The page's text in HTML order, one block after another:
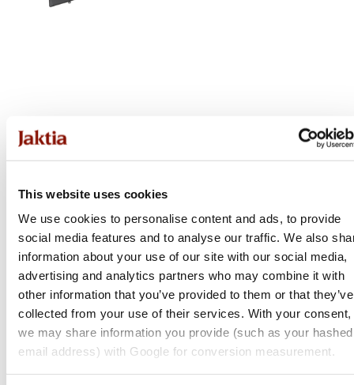
This website uses cookies
We use cookies to personalise content and ads, to provide
social media features and to analyse our traffic. We also
information about your use of our site with our social media,
advertising and analytics partners who may combine it with
other information that you’ve provided to them or that they’ve
collected from your use of their services. With your consent,
we may share information you provide (such as your hashed
email address) with Google for conversion measurement.
Från 10 999 kr
Online: I lager